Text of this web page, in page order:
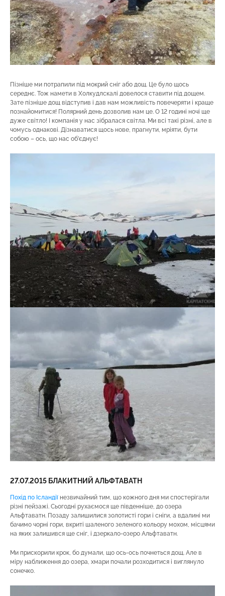
Пізніше ми потрапили під мокрий сніг або дощ. Це було щось
середнє. Тож намети в Холкудлскалі довелося ставити під дощем.
Зате пізніше дощ відступив і дав нам можливість повечеряти і краще
познайомитися! Полярний день дозволив нам це. О 12 годині ночі ще
дуже світло! І компанія у нас зібралася світла. Ми всі такі різні, але в
чомусь однакові. Дізнаватися щось нове, прагнути, мріяти, бути
собою – ось, що нас об’єднує!
27.07.2015 БЛАКИТНИЙ АЛЬФТАВАТН
Похід по Ісландії незвичайний тим, що кожного дня ми спостерігали
різні пейзажі. Сьогодні рухаємося ще південніше, до озера
Альфтаватн. Позаду залишилися золотисті гори і сніги, а вдалині ми
бачимо чорні гори, вкриті шаленого зеленого кольору мохом, місцями
на яких залишився ще сніг, і дзеркало-озеро Альфтаватн.
Ми прискорили крок, бо думали, що ось-ось почнеться дощ. Але в
міру наближення до озера, хмари почали розходитися і виглянуло
сонечко.